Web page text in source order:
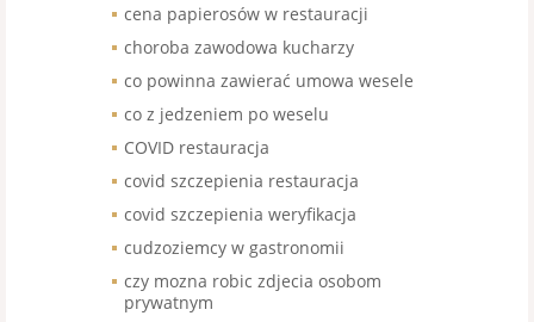
cena papierosów w restauracji
choroba zawodowa kucharzy
co powinna zawierać umowa wesele
co z jedzeniem po weselu
COVID restauracja
covid szczepienia restauracja
covid szczepienia weryfikacja
cudzoziemcy w gastronomii
czy mozna robic zdjecia osobom
prywatnym